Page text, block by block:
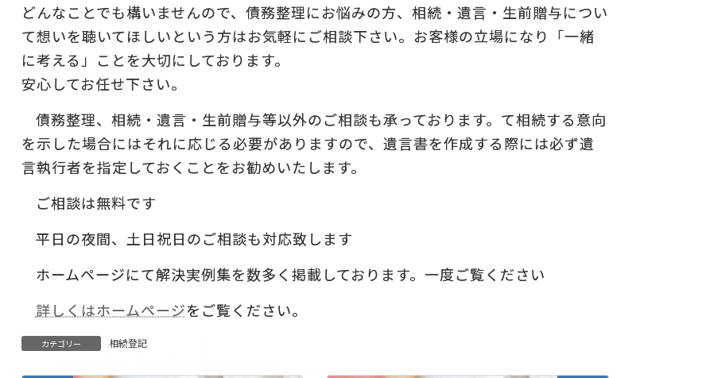
どんなことでも構いませんので、債務整理にお悩みの方、相続・遺言・生前贈与につい
て想いを聴いてほしいという方はお気軽にご相談下さい。お客様の立場になり「一緒
に考える」ことを大切にしております。
安心してお任せ下さい。
債務整理、相続・遺言・生前贈与等以外のご相談も承っております。て相続する意向
を示した場合にはそれに応じる必要がありますので、遺言書を作成する際には必ず遺
言執行者を指定しておくことをお勧めいたします。
ご相談は無料です
平日の夜間、土日祝日のご相談も対応致します
ホームページにて解決実例集を数多く掲載しております。一度ご覧ください
詳しくはホームページをご覧ください。
カテゴリー 相続登記